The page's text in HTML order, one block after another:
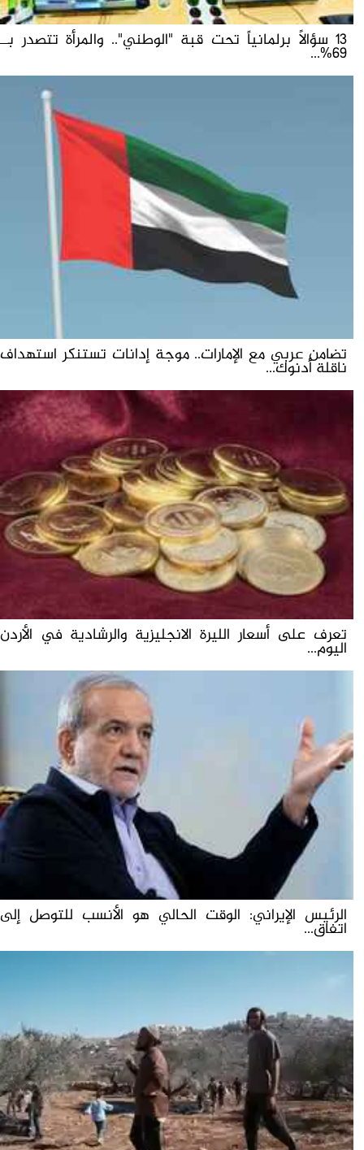
13 سؤالاً برلمانياً تحت قبة "الوطني".. والمرأة تتصدر بــ
69%...
تضامن عربي مع الإمارات.. موجة إدانات تستنكر استهداف
ناقلة أدنوك...
تعرف على أسعار الليرة الانجليزية والرشادية في الأردن
اليوم...
الرئيس الإيراني: الوقت الحالي هو الأنسب للتوصل إلى
اتفاق...